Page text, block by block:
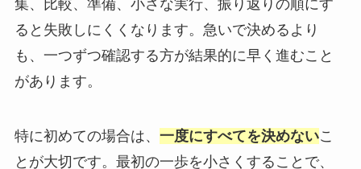
集、比較、準備、小さな実行、振り返りの順にす
ると失敗しにくくなります。急いで決めるより
も、一つずつ確認する方が結果的に早く進むこと
があります。
特に初めての場合は、 一度にすべてを決めないこ
とが大切です。最初の一歩を小さくすることで、